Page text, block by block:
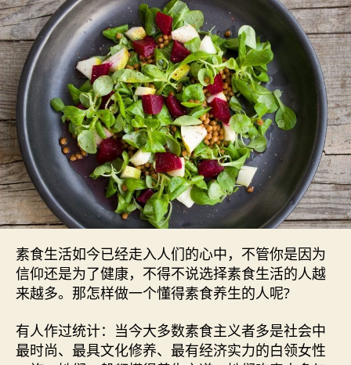
素食生活如今已经走入人们的心中，不管你是因为
信仰还是为了健康，不得不说选择素食生活的人越
来越多。那怎样做一个懂得素食养生的人呢?
有人作过统计：当今大多数素食主义者多是社会中
最时尚、最具文化修养、最有经济实力的白领女性